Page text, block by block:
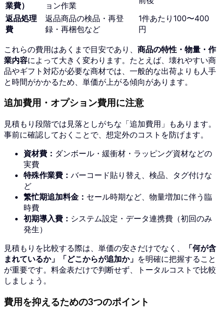
業費） ョン作業
返品処理
費
返品商品の検品・再登
録・再梱包など
1件あたり100〜400
円
これらの費用はあくまで目安であり、 商品の特性・物量・作
業内容によって大きく変わります。たとえば、壊れやすい商
品やギフト対応が必要な商材では、一般的な出荷よりも人手
と時間がかかるため、単価が上がる傾向があります。
追加費用・オプション費用に注意
見積もり段階では見落としがちな「追加費用」もあります。
事前に確認しておくことで、想定外のコストを防げます。
資材費： ダンボール・緩衝材・ラッピング資材などの
実費
特殊作業費： バーコード貼り替え、検品、タグ付けな
ど
繁忙期追加料金： セール時期など、物量増加に伴う臨
時費
初期導入費： システム設定・データ連携費（初回のみ
発生）
見積もりを比較する際は、単価の安さだけでなく、
「何が含
まれているか」「どこからが追加か」 を明確に把握すること
が重要です。料金表だけで判断せず、トータルコストで比較
しましょう。
費用を抑えるための3つのポイント